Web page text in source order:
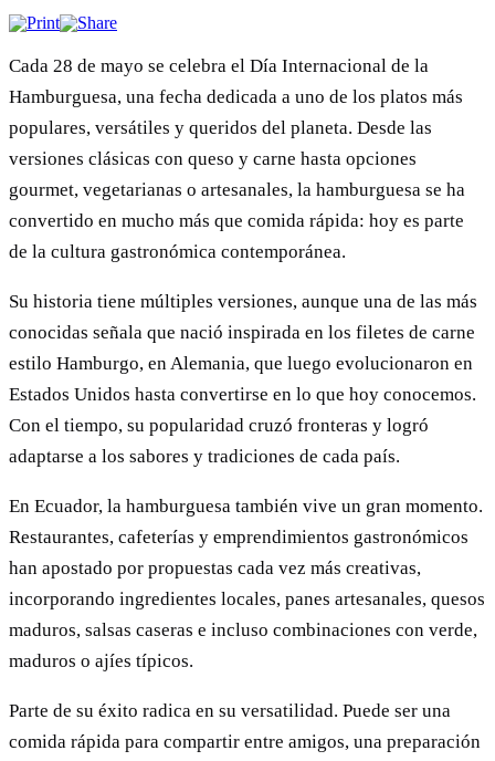
Cada 28 de mayo se celebra el Día Internacional de la
Hamburguesa, una fecha dedicada a uno de los platos más
populares, versátiles y queridos del planeta. Desde las
versiones clásicas con queso y carne hasta opciones
gourmet, vegetarianas o artesanales, la hamburguesa se ha
convertido en mucho más que comida rápida: hoy es parte
de la cultura gastronómica contemporánea.
Su historia tiene múltiples versiones, aunque una de las más
conocidas señala que nació inspirada en los filetes de carne
estilo Hamburgo, en Alemania, que luego evolucionaron en
Estados Unidos hasta convertirse en lo que hoy conocemos.
Con el tiempo, su popularidad cruzó fronteras y logró
adaptarse a los sabores y tradiciones de cada país.
En Ecuador, la hamburguesa también vive un gran momento.
Restaurantes, cafeterías y emprendimientos gastronómicos
han apostado por propuestas cada vez más creativas,
incorporando ingredientes locales, panes artesanales, quesos
maduros, salsas caseras e incluso combinaciones con verde,
maduros o ajíes típicos.
Parte de su éxito radica en su versatilidad. Puede ser una
comida rápida para compartir entre amigos, una preparación